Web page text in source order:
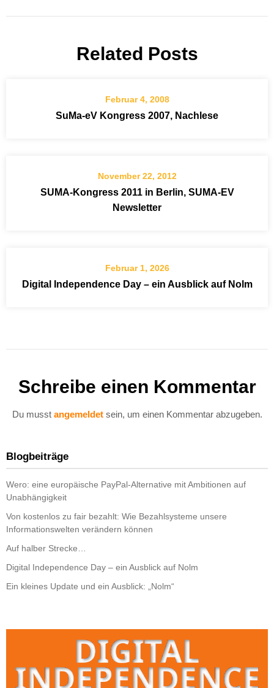
Related Posts
Februar 4, 2008
SuMa-eV Kongress 2007, Nachlese
November 22, 2012
SUMA-Kongress 2011 in Berlin, SUMA-EV
Newsletter
Februar 1, 2026
Digital Independence Day – ein Ausblick auf Nolm
Schreibe einen Kommentar
Du musst angemeldetsein, um einen Kommentar abzugeben.
Blogbeiträge
Wero: eine europäische PayPal-Alternative mit Ambitionen auf
Unabhängigkeit
Von kostenlos zu fair bezahlt: Wie Bezahlsysteme unsere
Informationswelten verändern können
Auf halber Strecke…
Digital Independence Day – ein Ausblick auf Nolm
Ein kleines Update und ein Ausblick: „Nolm“